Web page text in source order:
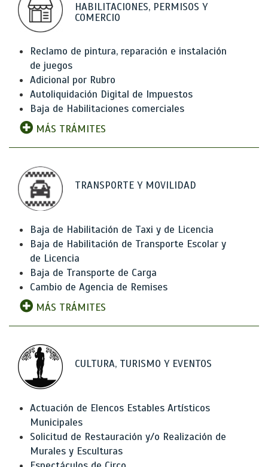
HABILITACIONES, PERMISOS Y
COMERCIO
Reclamo de pintura, reparación e instalación
de juegos
Adicional por Rubro
Autoliquidación Digital de Impuestos
Baja de Habilitaciones comerciales
MÁS TRÁMITES
TRANSPORTE Y MOVILIDAD
Baja de Habilitación de Taxi y de Licencia
Baja de Habilitación de Transporte Escolar y
de Licencia
Baja de Transporte de Carga
Cambio de Agencia de Remises
MÁS TRÁMITES
CULTURA, TURISMO Y EVENTOS
Actuación de Elencos Estables Artísticos
Municipales
Solicitud de Restauración y/o Realización de
Murales y Esculturas